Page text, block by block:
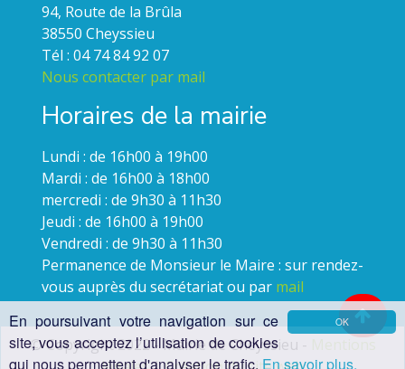
OK
En poursuivant votre navigation sur ce
site, vous acceptez l’utilisation de cookies
qui nous permettent d'analyser le trafic. En savoir plus.
94, Route de la Brûla
38550 Cheyssieu
Tél : 04 74 84 92 07
Nous contacter par mail
Horaires de la mairie
Lundi : de 16h00 à 19h00
Mardi : de 16h00 à 18h00
mercredi : de 9h30 à 11h30
Jeudi : de 16h00 à 19h00
Vendredi : de 9h30 à 11h30
Permanence de Monsieur le Maire : sur rendez-
vous auprès du secrétariat ou par mail
© Copyright 2022 - Mairie de Cheyssieu -